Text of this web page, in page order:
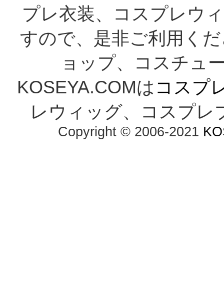
プレ衣装、コスプレウ
すので、是非ご利用く
ョップ、コスチュ
KOSEYA.COMは コスプ
レウィッグ、コスプレ
Copyright © 2006-2021